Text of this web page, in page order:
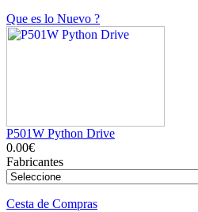
Que es lo Nuevo ?
P501W Python Drive
0.00€
Fabricantes
Cesta de Compras